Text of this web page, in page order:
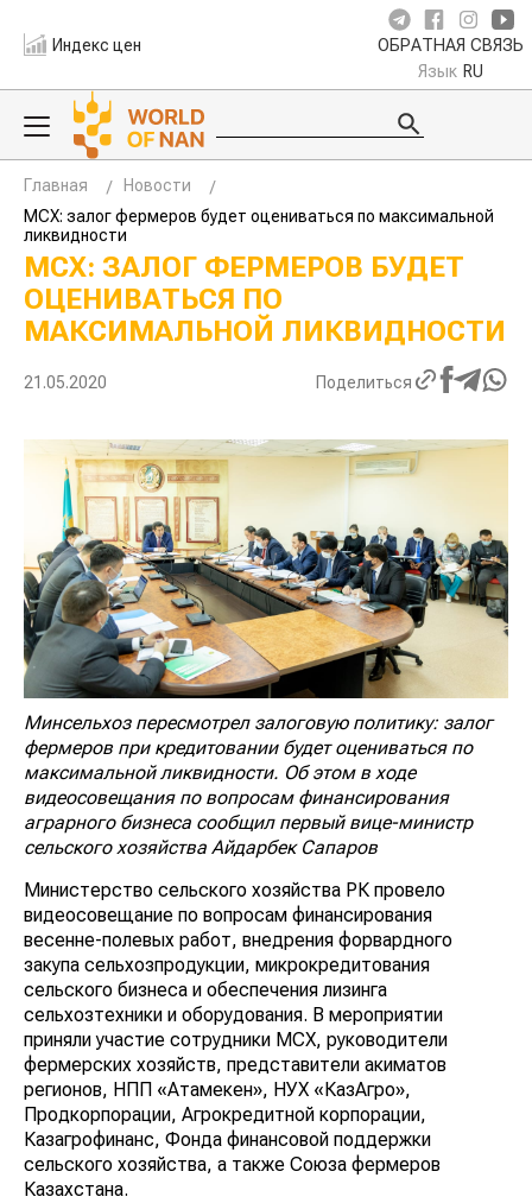
Индекс цен ОБРАТНАЯ СВЯЗЬ
Язык RU
Главная
Новости
МСХ: залог фермеров будет оцениваться по максимальной
ликвидности
МСХ: ЗАЛОГ ФЕРМЕРОВ БУДЕТ
ОЦЕНИВАТЬСЯ ПО
МАКСИМАЛЬНОЙ ЛИКВИДНОСТИ
21.05.2020 Поделиться
Минсельхоз пересмотрел залоговую политику: залог
фермеров при кредитовании будет оцениваться по
максимальной ликвидности. Об этом в ходе
видеосовещания по вопросам финансирования
аграрного бизнеса сообщил первый вице-министр
сельского хозяйства Айдарбек Сапаров
Министерство сельского хозяйства РК провело
видеосовещание по вопросам финансирования
весенне-полевых работ, внедрения форвардного
закупа сельхозпродукции, микрокредитования
сельского бизнеса и обеспечения лизинга
сельхозтехники и оборудования. В мероприятии
приняли участие сотрудники МСХ, руководители
фермерских хозяйств, представители акиматов
регионов, НПП «Атамекен», НУХ «КазАгро»,
Продкорпорации, Агрокредитной корпорации,
Казагрофинанс, Фонда финансовой поддержки
сельского хозяйства, а также Союза фермеров
Казахстана.